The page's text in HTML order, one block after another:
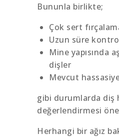
Bununla birlikte;
Çok sert
Uzun süre
Mine yapısında
dişler
Mevcut
gibi durumlarda diş
değerlendirmesi
Herhangi bir ağız